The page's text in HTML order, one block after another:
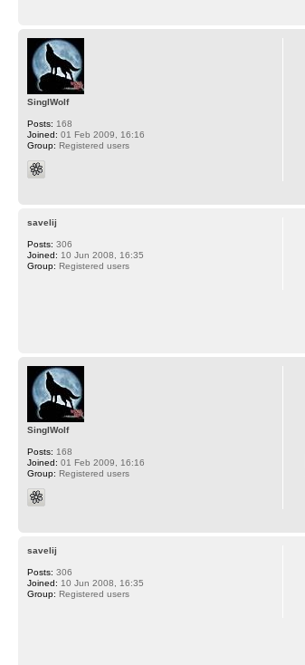
SinglWolf
Posts: 168
Joined: 01 Feb 2009, 16:16
Group: Registered users
savelij
Posts: 306
Joined: 10 Jun 2008, 16:35
Group: Registered users
SinglWolf
Posts: 168
Joined: 01 Feb 2009, 16:16
Group: Registered users
savelij
Posts: 306
Joined: 10 Jun 2008, 16:35
Group: Registered users